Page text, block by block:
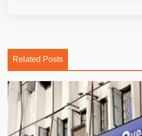
Related Posts